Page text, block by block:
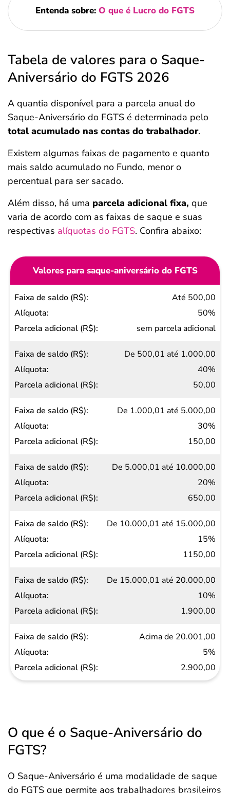
Entenda sobre: O que é Lucro do FGTS
Tabela de valores para o Saque-
Aniversário do FGTS 2026
A quantia disponível para a parcela anual do
Saque-Aniversário do FGTS é determinada pelo
total acumulado nas contas do trabalhador.
Existem algumas faixas de pagamento e quanto
mais saldo acumulado no Fundo, menor o
percentual para ser sacado.
Além disso, há uma parcela adicional fixa, que
varia de acordo com as faixas de saque e suas
respectivas alíquotas do FGTS. Confira abaixo:
Valores para saque-aniversário do FGTS
Faixa
de
saldo
Alíquota
Parcela
adicional
(R$)
Até 500,00
50%
sem parcela adicional
De 500,01 até 1.000,00
40%
50,00
De 1.000,01 até 5.000,00
30%
150,00
De 5.000,01 até 10.000,00
20%
650,00
De 10.000,01 até 15.000,00
15%
1150,00
De 15.000,01 até 20.000,00
10%
1.900,00
Acima de 20.001,00
5%
2.900,00
O que é o Saque-Aniversário do
FGTS?
O Saque-Aniversário é uma modalidade de saque
do FGTS que permite aos trabalhadores brasileiros